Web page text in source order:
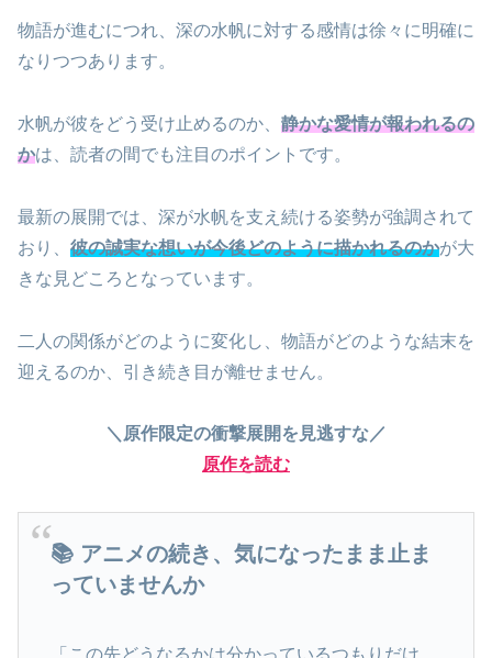
物語が進むにつれ、深の水帆に対する感情は徐々に明確に
なりつつあります。
水帆が彼をどう受け止めるのか、 静かな愛情が報われるの
かは、読者の間でも注目のポイントです。
最新の展開では、深が水帆を支え続ける姿勢が強調されて
おり、 彼の誠実な想いが今後どのように描かれるのかが大
きな見どころとなっています。
二人の関係がどのように変化し、物語がどのような結末を
迎えるのか、引き続き目が離せません。
＼原作限定の衝撃展開を見逃すな／
原作を読む
📚 アニメの続き、気になったまま止ま
っていませんか
「この先どうなるかは分かっているつもりだけ